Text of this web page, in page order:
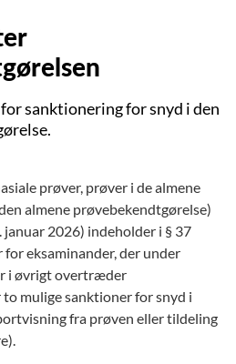
sanktionering for snyd i den
prøver, prøver i de almene
almene prøvebekendtgørelse)
januar 2026) indeholder i § 37
eksaminander, der under
i øvrigt overtræder
to mulige sanktioner for snyd i
fra prøven eller tildeling